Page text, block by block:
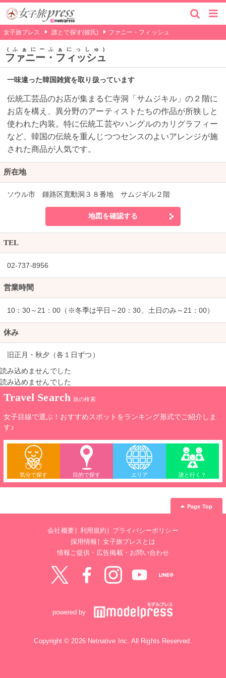
女子旅プレス 誰とで探す(彼氏) ファニー・フィッシュ
ファニー・フィッシュ
ふぁにーふぁにっしゅ
一味違った韓国雑貨を取り扱っています
伝統工芸品のお店が集まる仁寺洞「サムジキル」の２階に
お店を構え、異分野のアーティストたちの作品が所狭しと
使われた内装。特に伝統工芸やハングルのカリグラフィー
など、韓国の伝統を重んじつつセンスのよいアレンジが施
された商品が人気です。
所在地
ソウル市 鍾路区寛勳洞３８番地 サムジギル２階
地図を確認する
TEL
02-737-8956
営業時間
10：30～21：00（※冬季は平日～20：30、土日のみ～21：00）
休み
旧正月・秋夕（各１日ずつ）
読み込めませんでした
読み込めませんでした
Travel Search 旅の検索
女子目線で選ぶ！おすすめスポットをランキング形式でご紹介しま
す♪
気分で探す 目的で探す エリア 誰と行く？
Page Top
会社概要 利用規約
プライバシーポリシー
採用情報
女子旅プレスとは
情報ご提供・広告掲載・お問い合わせ
powered by
Copyright © 2026 Netnative Inc. All Rights Reserved.